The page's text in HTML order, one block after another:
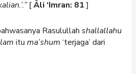
[Âli ‘Imran: 81]
Rasulullah shallallahu
itu ma’shum ‘terjaga’ dari